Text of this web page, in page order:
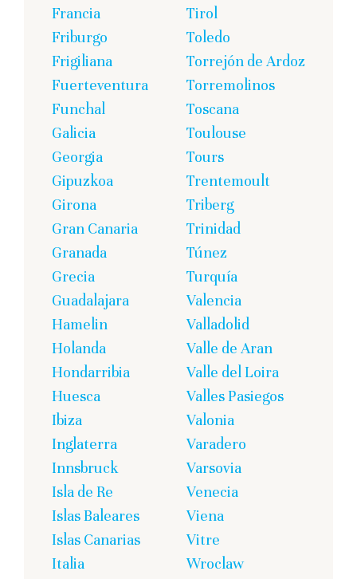
Francia
Friburgo
Frigiliana
Fuerteventura
Funchal
Galicia
Georgia
Gipuzkoa
Girona
Gran Canaria
Granada
Grecia
Guadalajara
Hamelin
Holanda
Hondarribia
Huesca
Ibiza
Inglaterra
Innsbruck
Isla de Re
Islas Baleares
Islas Canarias
Italia
Tirol
Toledo
Torrejón de Ardoz
Torremolinos
Toscana
Toulouse
Tours
Trentemoult
Triberg
Trinidad
Túnez
Turquía
Valencia
Valladolid
Valle de Aran
Valle del Loira
Valles Pasiegos
Valonia
Varadero
Varsovia
Venecia
Viena
Vitre
Wroclaw